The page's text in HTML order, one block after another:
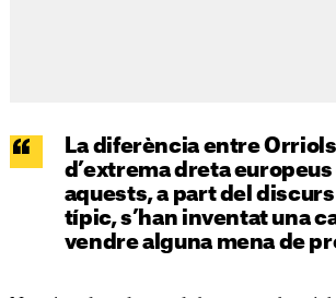
La diferència entre
d’extrema dreta europeus
aquests, a part del
típic, s’han inventat una
vendre alguna mena de